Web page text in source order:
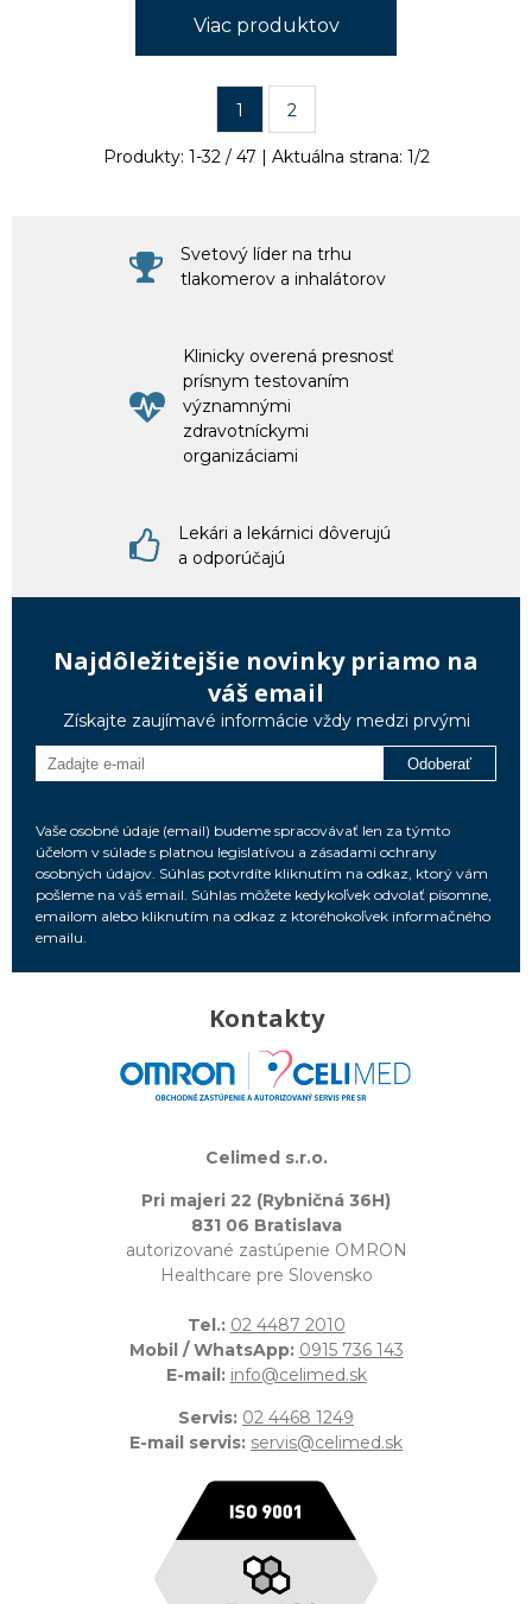
Viac produktov
1 2
Produkty: 1-32/ 47 | Aktuálna strana: 1/2
Svetový líder na trhu
tlakomerov a inhalátorov
Klinicky overená presnosť
prísnym testovaním
významnými
zdravotníckymi
organizáciami
Lekári a lekárnici dôverujú
a odporúčajú
Najdôležitejšie novinky priamo na
váš email
Získajte zaujímavé informácie vždy medzi prvými
Odoberať
Vaše osobné údaje (email) budeme spracovávať len za týmto
účelom v súlade s platnou legislatívou a zásadami ochrany
osobných údajov. Súhlas potvrdíte kliknutím na odkaz, ktorý vám
pošleme na váš email. Súhlas môžete kedykoľvek odvolať písomne,
emailom alebo kliknutím na odkaz z ktoréhokoľvek informačného
emailu.
Kontakty
Celimed s.r.o.
Pri majeri 22 (Rybničná 36H)
831 06 Bratislava
autorizované zastúpenie OMRON
Healthcare pre Slovensko
Tel.: 02 4487 2010
Mobil / WhatsApp: 0915 736 143
E-mail: info@celimed.sk
Servis: 02 4468 1249
E-mail servis: servis@celimed.sk